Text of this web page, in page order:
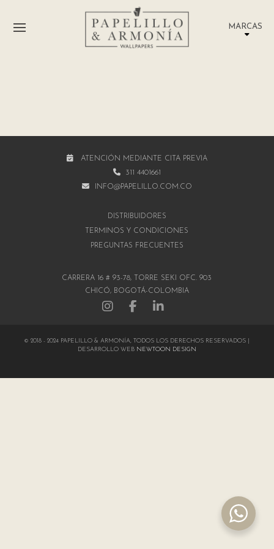
MARCAS
ATENCIÓN MEDIANTE CITA PREVIA
311 4401661
INFO@PAPELILLO.COM.CO
DISTRIBUIDORES
TÉRMINOS Y CONDICIONES
PREGUNTAS FRECUENTES
CARRERA 16 # 93-78, TORRE SEKI OFC. 903
CHICÓ, BOGOTÁ-COLOMBIA
© 2018 - 2024 PAPELILLO & ARMONÍA, TODOS LOS DERECHOS RESERVADOS |
DESARROLLO WEB NEWTOON DESIGN